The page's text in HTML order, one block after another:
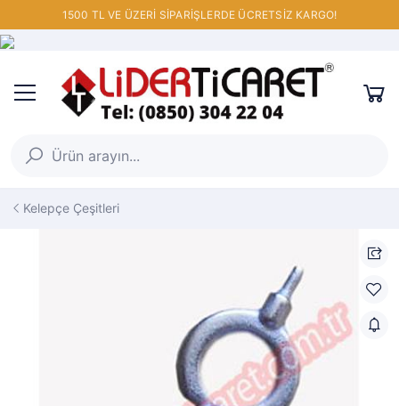
1500 TL VE ÜZERİ SİPARİŞLERDE ÜCRETSİZ KARGO!
Kelepçe Çeşitleri